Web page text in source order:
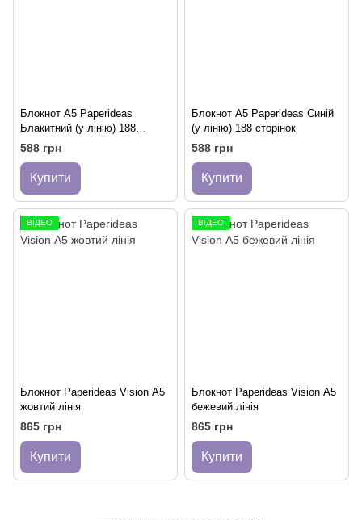
Блокнот A5 Paperideas
Блакитний (у лінію) 188
сторінок
588 грн
Купити
Блокнот A5 Paperideas Синій
(у лінію) 188 сторінок
588 грн
Купити
ВІДЕО
Блокнот Paperideas Vision А5
жовтий лінія
865 грн
Купити
ВІДЕО
Блокнот Paperideas Vision А5
бежевий лінія
865 грн
Купити